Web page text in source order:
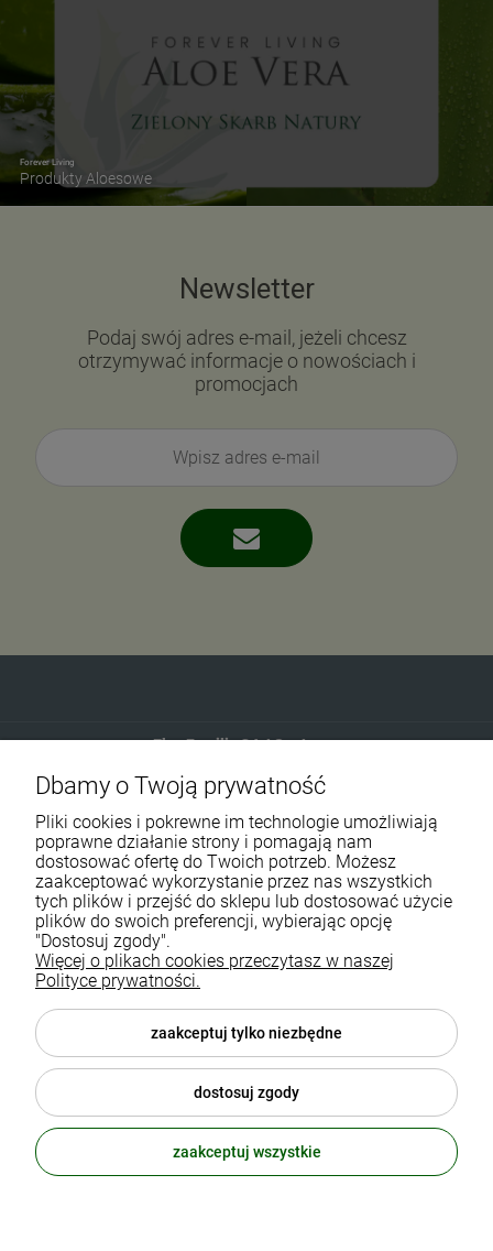
Forever Living
Produkty Aloesowe
Newsletter
Podaj swój adres e-mail, jeżeli chcesz
otrzymywać informacje o nowościach i
promocjach
Eko-Familia GAJ Sp.Jawna
Gdańska 60
90-616 Łódź
790 727 174
sklep@eko-familia.pl
Informacje o sklepie
Suplementy diety
Popularne kategorie
Moje konto
Dbamy o Twoją prywatność
Pliki cookies i pokrewne im technologie umożliwiają
poprawne działanie strony i pomagają nam
dostosować ofertę do Twoich potrzeb. Możesz
zaakceptować wykorzystanie przez nas wszystkich
tych plików i przejść do sklepu lub dostosować użycie
plików do swoich preferencji, wybierając opcję
"Dostosuj zgody".
Więcej o plikach cookies przeczytasz w naszej
Polityce prywatności.
zaakceptuj tylko niezbędne
dostosuj zgody
zaakceptuj wszystkie
Zasubskrybuj nasz newsletter
i otrzymaj5% rabatu na zakupy.
Twój email